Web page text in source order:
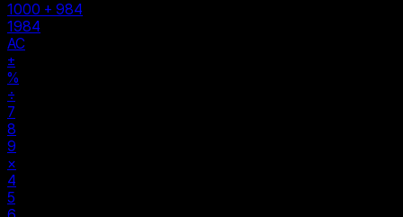
1000 + 984
1984
AC
±
%
÷
7
8
9
×
4
5